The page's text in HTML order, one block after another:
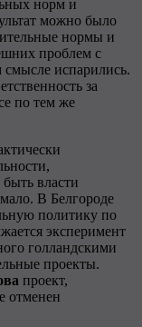
норм и
можно было
нормы и
проблем с
испарились.
за
по тем же
власти
В Белгороде
политику по
эксперимент
голландскими
проекты.
проект,
отменен